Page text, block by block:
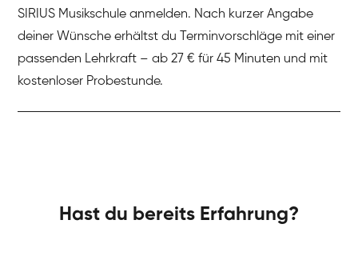
SIRIUS Musikschule anmelden. Nach kurzer Angabe
deiner Wünsche erhältst du Terminvorschläge mit einer
passenden Lehrkraft – ab 27 € für 45 Minuten und mit
kostenloser Probestunde.
Hast du bereits Erfahrung?